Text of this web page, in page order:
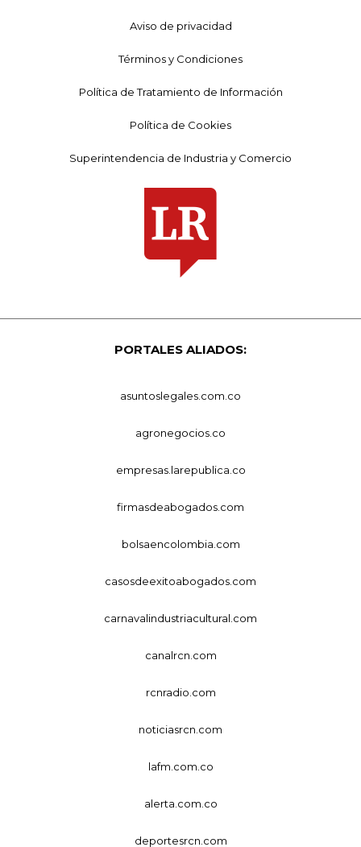
Aviso de privacidad
Términos y Condiciones
Política de Tratamiento de Información
Política de Cookies
Superintendencia de Industria y Comercio
PORTALES ALIADOS:
asuntoslegales.com.co
agronegocios.co
empresas.larepublica.co
firmasdeabogados.com
bolsaencolombia.com
casosdeexitoabogados.com
carnavalindustriacultural.com
canalrcn.com
rcnradio.com
noticiasrcn.com
lafm.com.co
alerta.com.co
deportesrcn.com